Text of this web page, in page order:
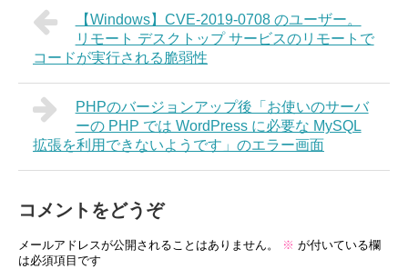
【Windows】CVE-2019-0708 のユーザー。
リモート デスクトップ サービスのリモートで
コードが実行される脆弱性
PHPのバージョンアップ後「お使いのサーバ
ーの PHP では WordPress に必要な MySQL
拡張を利用できないようです」のエラー画面
コメントをどうぞ
メールアドレスが公開されることはありません。 ※ が付いている欄
は必須項目です